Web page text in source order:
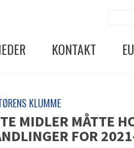
KONTAKT
KLUMME
MIDLER MÅTTE
FOR